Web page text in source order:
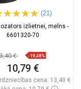
(21)
izlietnei, melns -
6601320-70
€ -19,48%
10,79 €
cena: 13,40 €